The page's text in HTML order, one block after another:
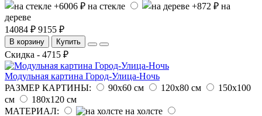
на стекле
на
дереве
14084 ₽ 9155 ₽
В корзину Купить
Скидка - 4715 ₽
Модульная картина Город-Улица-Ночь
РАЗМЕР КАРТИНЫ:
90х60 см 120х80 см
150х100
см
180х120 см
МАТЕРИАЛ:
на холсте